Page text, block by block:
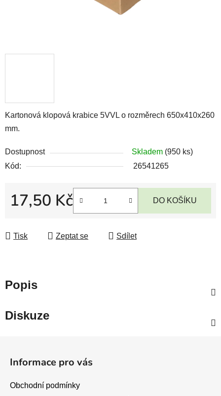
Kartonová klopová krabice 5VVL o rozměrech 650x410x260
mm.
Dostupnost Skladem (950 ks)
Kód:
26541265
17,50 Kč DO KOŠÍKU
Tisk Zeptat se Sdílet
Popis
Diskuze
Informace pro vás
Obchodní podmínky